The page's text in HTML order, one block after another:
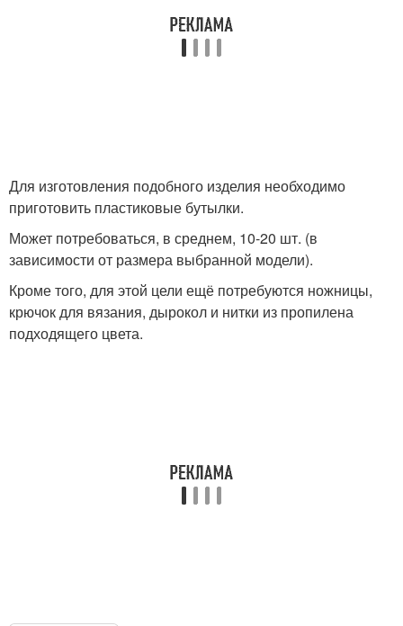
Для изготовления подобного изделия необходимо
приготовить пластиковые бутылки.
Может потребоваться, в среднем, 10-20 шт. (в
зависимости от размера выбранной модели).
Кроме того, для этой цели ещё потребуются ножницы,
крючок для вязания, дырокол и нитки из пропилена
подходящего цвета.